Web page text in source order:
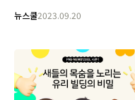
뉴스쿨2023.09.20